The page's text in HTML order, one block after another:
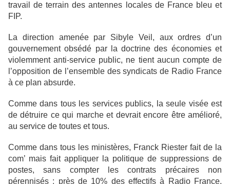
travail de terrain des antennes locales de France bleu et
FIP.
La direction amenée par Sibyle Veil, aux ordres d’un
gouvernement obsédé par la doctrine des économies et
violemment anti-service public, ne tient aucun compte de
l’opposition de l’ensemble des syndicats de Radio France
à ce plan absurde.
Comme dans tous les services publics, la seule visée est
de détruire ce qui marche et devrait encore être amélioré,
au service de toutes et tous.
Comme dans tous les ministères, Franck Riester fait de la
com’ mais fait appliquer la politique de suppressions de
postes, sans compter les contrats précaires non
pérennisés : près de 10% des effectifs à Radio France,